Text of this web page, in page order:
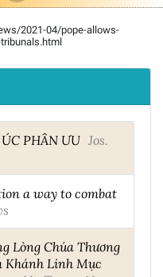
2021-04/pope-allows-
PHÂN ƯU Jos.
a way to combat
Lòng Chúa Thương
Khánh Linh Mục